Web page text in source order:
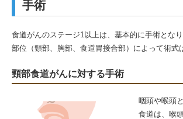
手術
食道がんのステージ1以上は、基本的に手術とな
部位（頸部、胸部、食道胃接合部）によって術式
頸部食道がんに対する手術
咽頭や喉頭
食道は、喉